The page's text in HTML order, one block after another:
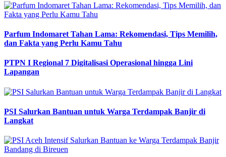
Parfum Indomaret Tahan Lama: Rekomendasi, Tips Memilih,
dan Fakta yang Perlu Kamu Tahu
PTPN I Regional 7 Digitalisasi Operasional hingga Lini
Lapangan
PSI Salurkan Bantuan untuk Warga Terdampak Banjir di
Langkat